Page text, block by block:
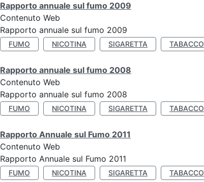
Rapporto annuale sul fumo 2009
Contenuto Web
Rapporto annuale sul fumo 2009
FUMO NICOTINA SIGARETTA TABACCO
Rapporto annuale sul fumo 2008
Contenuto Web
Rapporto annuale sul fumo 2008
FUMO NICOTINA SIGARETTA TABACCO
Rapporto Annuale sul Fumo 2011
Contenuto Web
Rapporto Annuale sul Fumo 2011
FUMO NICOTINA SIGARETTA TABACCO